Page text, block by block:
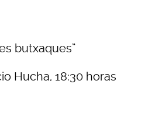
butxaques”
Hucha, 18:30 horas